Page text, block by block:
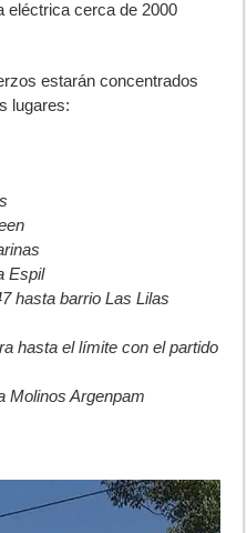
eléctrica cerca de 2000
estarán concentrados
lugares:
Espil
hasta barrio Las Lilas
hasta el límite con el partido
Molinos Argenpam